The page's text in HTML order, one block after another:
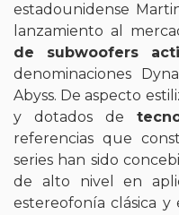
estadounidense
lanzamiento al
de subwoofers
denominaciones
Abyss. De aspecto
y dotados de
referencias que
series han sido
de alto nivel en
estereofonía clásica y